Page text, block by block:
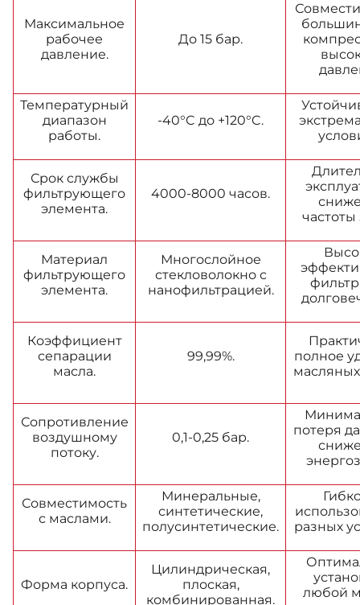
Максимальное
рабочее
давление.
До 15 бар.
Температурный
диапазон
работы.
-40°C до +120°C.
Срок службы
фильтрующего
элемента.
4000-8000 часов.
частоты
Материал
фильтрующего
элемента.
Многослойное
стекловолокно с
нанофильтрацией.
Коэффициент
сепарации
масла.
99,99%.
полное
Сопротивление
воздушному
потоку.
0,1-0,25 бар.
потеря
Совместимость
с маслами.
Минеральные,
синтетические,
полусинтетические.
разных
Форма корпуса.
Цилиндрическая,
плоская,
комбинированная.
любой